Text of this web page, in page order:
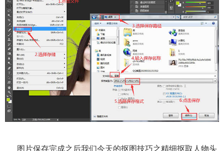
图片保存完成之后我们今天的抠图技巧之精细抠取人物头